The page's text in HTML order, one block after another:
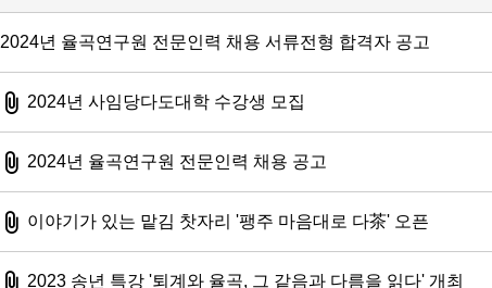
2024년 율곡연구원 전문인력 채용 서류전형 합격자 공고
첨부파일
2024년 사임당다도대학 수강생 모집
첨부파일
2024년 율곡연구원 전문인력 채용 공고
첨부파일
이야기가 있는 맡김 찻자리 '팽주 마음대로 다茶' 오픈
첨부파일
2023 송년 특강 '퇴계와 율곡, 그 같음과 다름을 읽다' 개최